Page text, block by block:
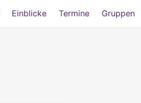
Einblicke Termine Gruppen